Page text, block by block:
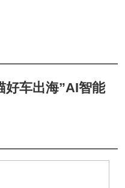
好车出海”AI智能